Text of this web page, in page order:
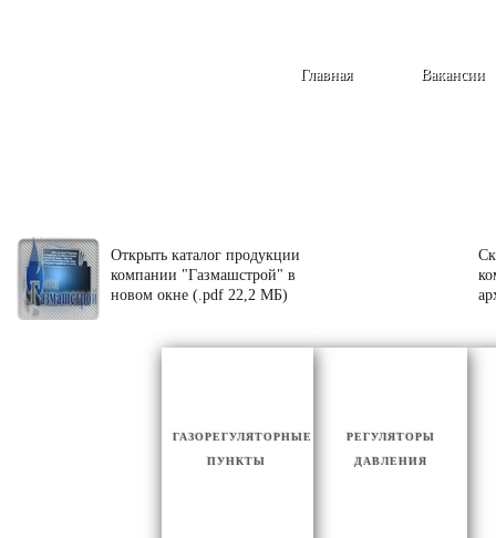
Вакансии
Главная
Открыть каталог продукции
компании "Газмашстрой" в
новом окне (.pdf 22,2 МБ)
РЕГУЛЯТОРЫ
ДАВЛЕНИЯ
ГАЗОРЕГУЛЯТОРНЫЕ
ПУНКТЫ